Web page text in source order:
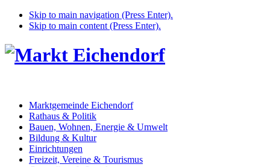
Skip to main navigation (Press Enter).
Skip to main content (Press Enter).
Marktgemeinde Eichendorf
Rathaus & Politik
Bauen, Wohnen, Energie & Umwelt
Bildung & Kultur
Einrichtungen
Freizeit, Vereine & Tourismus